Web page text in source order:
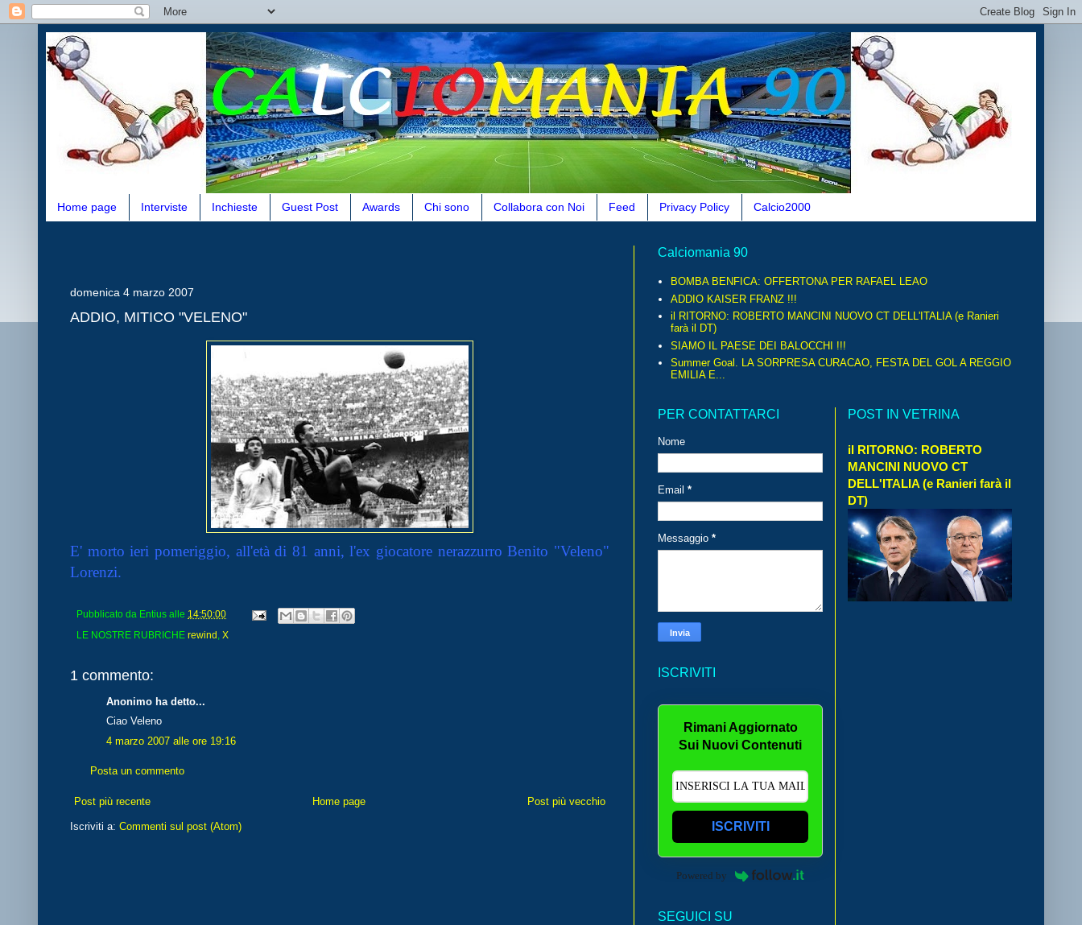
Home page Interviste Inchieste Guest Post Awards Chi sono Collabora con Noi Feed Privacy Policy Calcio2000
domenica 4 marzo 2007
ADDIO, MITICO "VELENO"
E' morto ieri pomeriggio, all'età di 81 anni, l'ex giocatore nerazzurro Benito "Veleno"
Lorenzi.
Pubblicato da Entius alle 14:50:00
LE NOSTRE RUBRICHE rewind X
1 commento:
Anonimo ha detto...
Ciao Veleno
4 marzo 2007 alle ore 19:16
Posta un commento
Post più recente Post più vecchio
Home page
Iscriviti a: Commenti sul post (Atom)
Calciomania 90
BOMBA BENFICA: OFFERTONA PER RAFAEL LEAO
ADDIO KAISER FRANZ !!!
il RITORNO: ROBERTO MANCINI NUOVO CT DELL'ITALIA (e Ranieri
farà il DT)
SIAMO IL PAESE DEI BALOCCHI !!!
Summer Goal. LA SORPRESA CURACAO, FESTA DEL GOL A REGGIO
EMILIA E...
PER CONTATTARCI
Nome
Email *
Messaggio *
ISCRIVITI
Rimani Aggiornato
Sui Nuovi Contenuti
ISCRIVITI
Powered by
SEGUICI SU
POST IN VETRINA
il RITORNO: ROBERTO
MANCINI NUOVO CT
DELL'ITALIA (e Ranieri farà il
DT)